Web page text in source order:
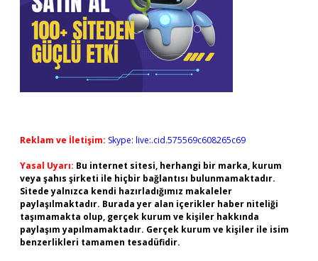
Reklam ve İletişim: Skype: live:.cid.575569c608265c69
Yasal Uyarı: Bu internet sitesi, herhangi bir marka, kurum
veya şahıs şirketi ile hiçbir bağlantısı bulunmamaktadır.
Sitede yalnızca kendi hazırladığımız makaleler
paylaşılmaktadır. Burada yer alan içerikler haber niteliği
taşımamakta olup, gerçek kurum ve kişiler hakkında
paylaşım yapılmamaktadır. Gerçek kurum ve kişiler ile isim
benzerlikleri tamamen tesadüfidir.